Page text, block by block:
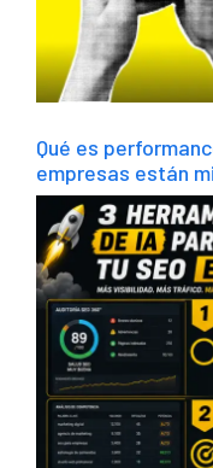
Qué es
empresas están